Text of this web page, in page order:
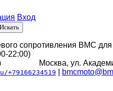
Вход
сопротивления BMC
22:00)
Москва, ул.
+79166234519